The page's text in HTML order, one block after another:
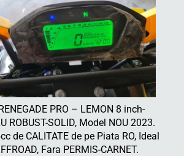
PRO – LEMON 8 inch-
ROBUST-SOLID, Model NOU 2023.
de CALITATE de pe Piata RO, Ideal
Fara PERMIS-CARNET.